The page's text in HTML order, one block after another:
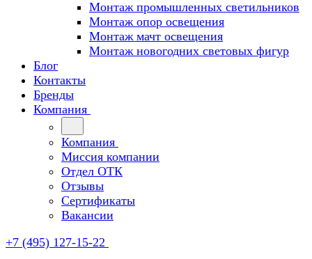
Монтаж промышленных светильников
Монтаж опор освещения
Монтаж мачт освещения
Монтаж новогодних световых фигур
Блог
Контакты
Бренды
Компания
Компания
Миссия компании
Отдел ОТК
Отзывы
Сертификаты
Вакансии
+7 (495) 127-15-22